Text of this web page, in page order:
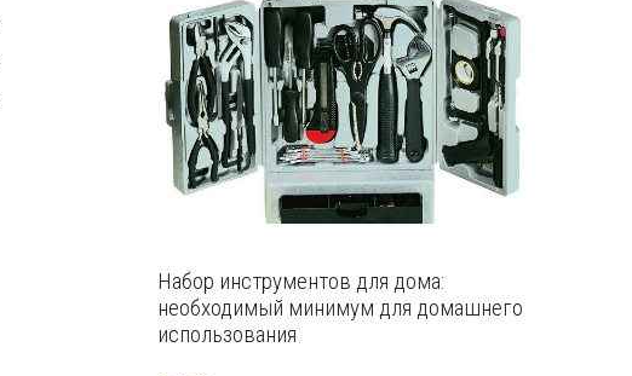
Набор инструментов для дома:
необходимый минимум для домашнего
использования